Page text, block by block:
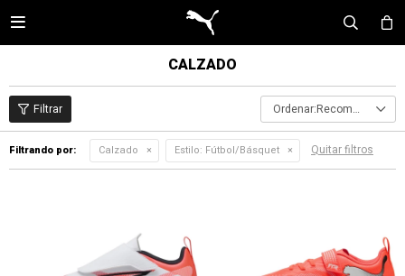

CALZADO
Recomendados
Filtrando por: Calzado Estilo: Fútbol/Básquet Quitar filtros